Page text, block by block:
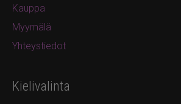
Kauppa
Myymälä
Yhteystiedot
Kielivalinta